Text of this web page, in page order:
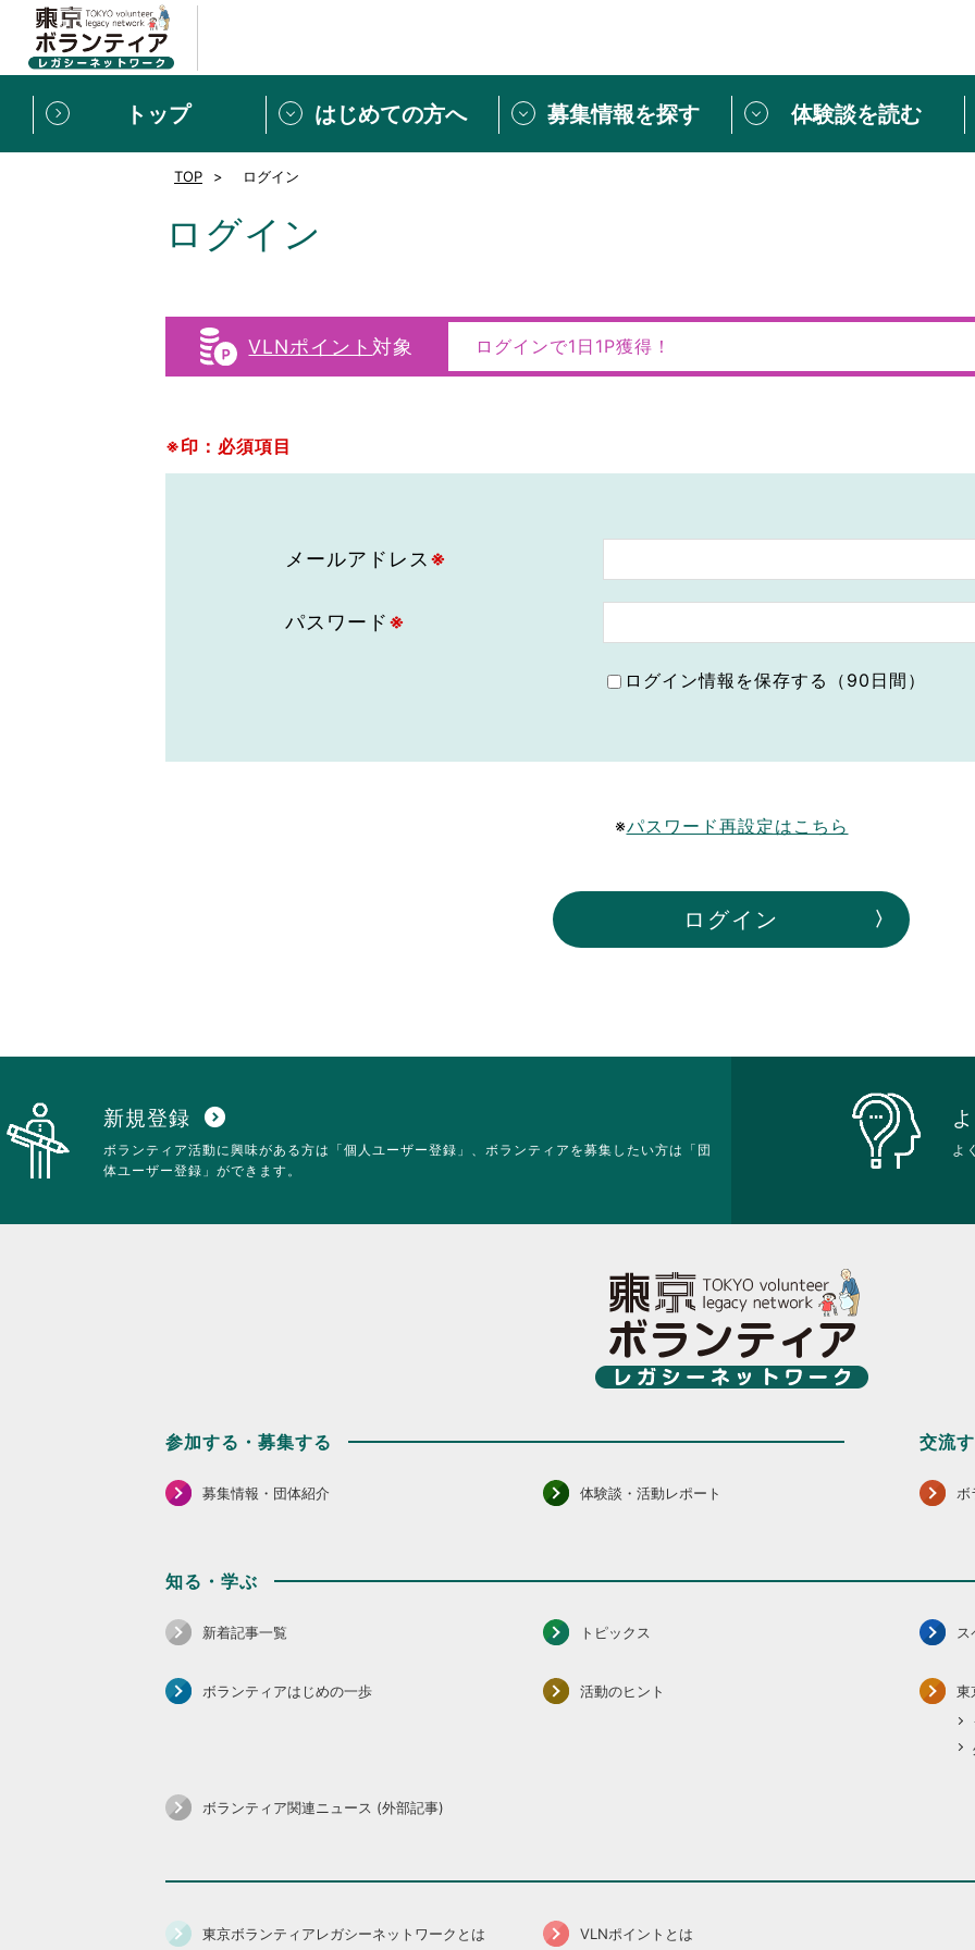
トップ はじめての方へ
新規登録
東京ボランティアレガシーネットワークとは
もっと知りたい！VLNでできること
ボランティア
ボランティアで
VLNポイントとは 中高生が参加
募集情報を探す 体験談を読む
スペシャルイン
ボランティアは
シティキャスト
おもてなし語学ボランティア
TOP ログイン
ログイン
VLNポイント 対象 ログインで1日1P獲得！
※印：必須項目
メールアドレス ※
パスワード※
ログイン情報を保存する（90日間）
※パスワード再設定はこちら
ログイン
新規登録 expand_circle_down
ボランティア活動に興味がある方は「個人ユーザー登録」、ボランティアを募集したい方は「団
体ユーザー登録」ができます。
よ
参加する・募集する
募集情報・団体紹介 体験談・活動レポート
交流
ボ
知る・学ぶ
新着記事一覧 トピックス
ボランティアはじめの一歩 活動のヒント
東
ボランティア関連ニュース (外部記事)
東京ボランティアレガシーネットワークとは VLNポイントとは